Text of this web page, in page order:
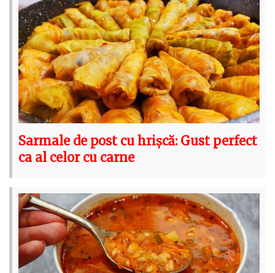
Sarmale de post cu hrișcă: Gust perfect
ca al celor cu carne